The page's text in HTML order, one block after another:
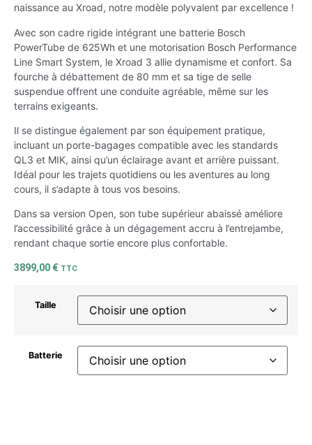
naissance au Xroad, notre modèle polyvalent par excellence !
Avec son cadre rigide intégrant une batterie Bosch
PowerTube de 625Wh et une motorisation Bosch Performance
Line Smart System, le Xroad 3 allie dynamisme et confort. Sa
fourche à débattement de 80 mm et sa tige de selle
suspendue offrent une conduite agréable, même sur les
terrains exigeants.
Il se distingue également par son équipement pratique,
incluant un porte-bagages compatible avec les standards
QL3 et MIK, ainsi qu’un éclairage avant et arrière puissant.
Idéal pour les trajets quotidiens ou les aventures au long
cours, il s’adapte à tous vos besoins.
Dans sa version Open, son tube supérieur abaissé améliore
l’accessibilité grâce à un dégagement accru à l’entrejambe,
rendant chaque sortie encore plus confortable.
3899,00 € TTC
Taille
Batterie